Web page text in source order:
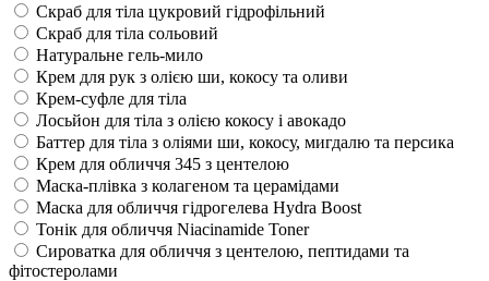
Скраб для тіла цукровий гідрофільний
Скраб для тіла сольовий
Натуральне гель-мило
Крем для рук з олією ши, кокосу та оливи
Крем-суфле для тіла
Лосьйон для тіла з олією кокосу і авокадо
Баттер для тіла з оліями ши, кокосу, мигдалю та персика
Крем для обличчя 345 з центелою
Маска-плівка з колагеном та церамідами
Маска для обличчя гідрогелева Hydra Boost
Тонік для обличчя Niacinamide Toner
Сироватка для обличчя з центелою, пептидами та
фітостеролами